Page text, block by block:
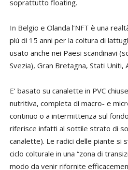
soprattutto floating.
In Belgio e Olanda l’NFT è una
più di 15 anni per la coltura di
usato anche nei Paesi scandinavi
Svezia), Gran Bretagna, Stati Uniti,
E’ basato su canalette in PVC
nutritiva, completa di macro- e
continuo o a intermittenza sul
riferisce infatti al sottile strato di
canalette). Le radici delle piante si
ciclo colturale in una “zona di
modo da venir rifornite